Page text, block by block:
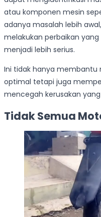
atau komponen mesin
adanya masalah lebih
melakukan perbaikan
menjadi lebih serius.
Ini tidak hanya membantu
optimal tetapi juga
mencegah kerusakan
Tidak Semua